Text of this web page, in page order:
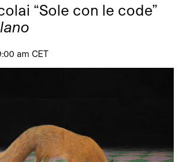
“Sole con le code”
am CET